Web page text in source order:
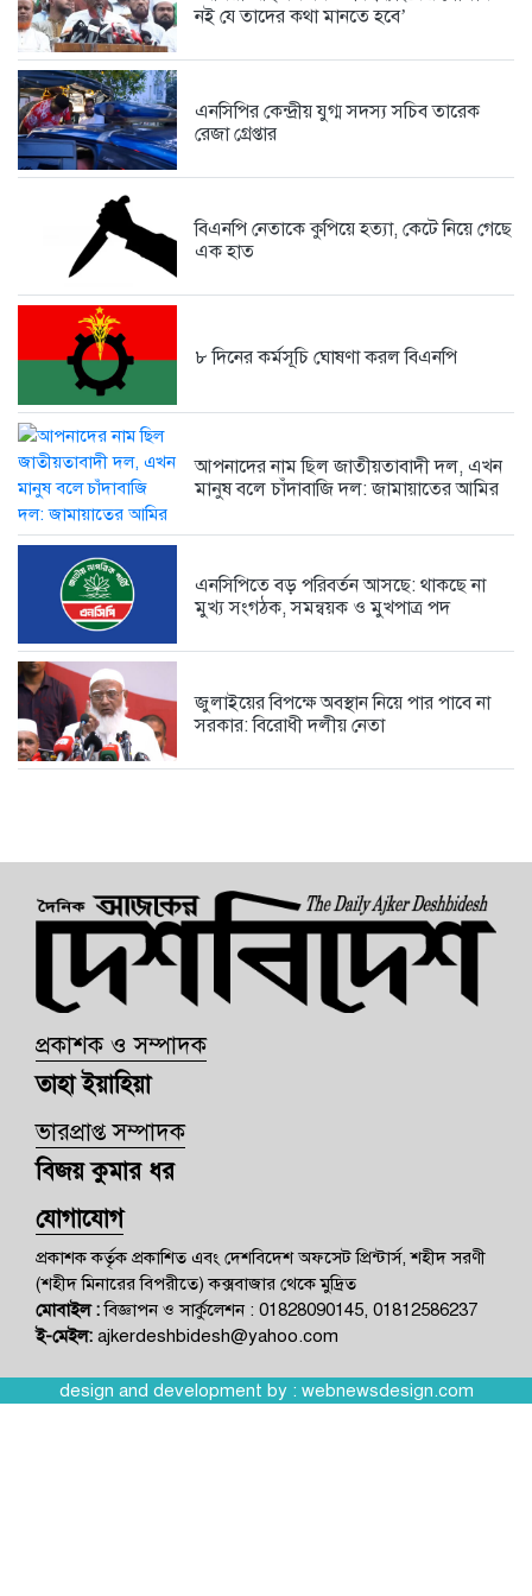
সরকারের রাজস্ব বৃদ্ধি এবং সাধারণ...
5 days আগে
1 week আগে
1 week আগে
নই যে তাদের কথা মানতে হবে’
এনসিপির কেন্দ্রীয় যুগ্ম সদস্য সচিব তারেক
রেজা গ্রেপ্তার
বিএনপি নেতাকে কুপিয়ে হত্যা, কেটে নিয়ে গেছে
এক হাত
৮ দিনের কর্মসূচি ঘোষণা করল বিএনপি
আপনাদের নাম ছিল জাতীয়তাবাদী দল, এখন
মানুষ বলে চাঁদাবাজি দল: জামায়াতের আমির
এনসিপিতে বড় পরিবর্তন আসছে: থাকছে না
মুখ্য সংগঠক, সমন্বয়ক ও মুখপাত্র পদ
জুলাইয়ের বিপক্ষে অবস্থান নিয়ে পার পাবে না
সরকার: বিরোধী দলীয় নেতা
প্রকাশক ও সম্পাদক
তাহা ইয়াহিয়া
ভারপ্রাপ্ত সম্পাদক
বিজয় কুমার ধর
যোগাযোগ
প্রকাশক কর্তৃক প্রকাশিত এবং দেশবিদেশ অফসেট প্রিন্টার্স, শহীদ সরণী
(শহীদ মিনারের বিপরীতে) কক্সবাজার থেকে মুদ্রিত
মোবাইল :বিজ্ঞাপন ও সার্কুলেশন : 01828090145, 01812586237
ই-মেইল: ajkerdeshbidesh@yahoo.com
design and development by : webnewsdesign.com